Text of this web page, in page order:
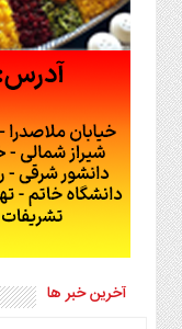
آخرین خبر ها